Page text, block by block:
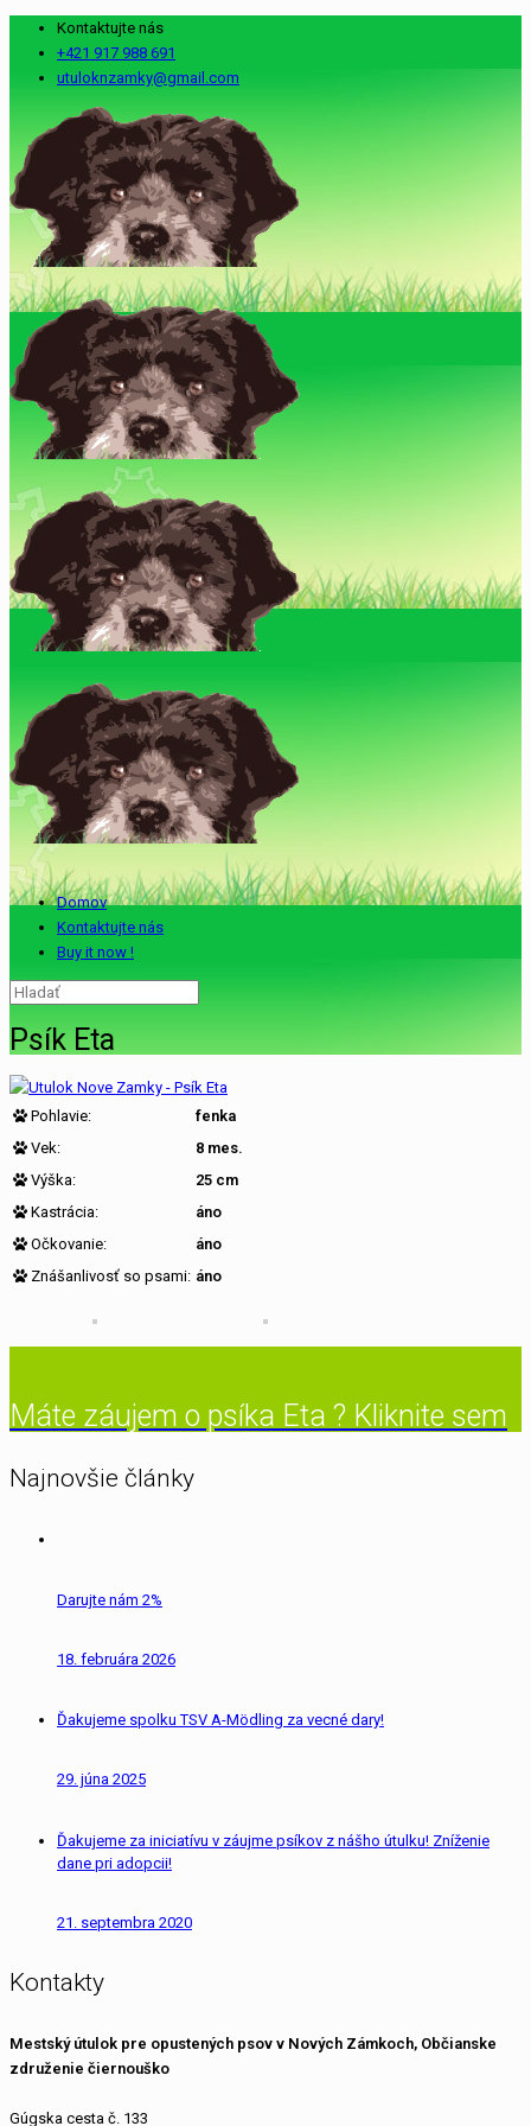
Kontaktujte nás
+421 917 988 691
utuloknzamky@gmail.com
Domov
Kontaktujte nás
Buy it now !
Psík Eta
Pohlavie:
fenka
Vek:
8 mes.
Výška:
25 cm
Kastrácia:
áno
Očkovanie:
áno
Znášanlivosť so psami: áno
Máte záujem o psíka Eta ? Kliknite sem
Najnovšie články
Darujte nám 2%
18. februára 2026
Ďakujeme spolku TSV A-Mödling za vecné dary!
29. júna 2025
Ďakujeme za iniciatívu v záujme psíkov z nášho útulku! Zníženie
dane pri adopcii!
21. septembra 2020
Kontakty
Mestský útulok pre opustených psov v Nových Zámkoch, Občianske
združenie čiernouško
Gúgska cesta č. 133